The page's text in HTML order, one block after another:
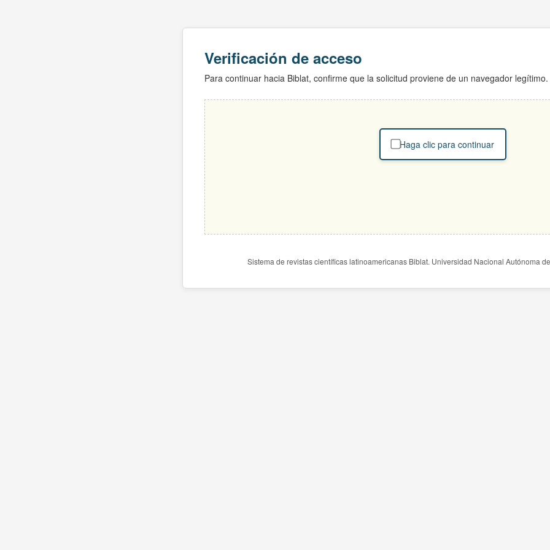
Verificación de acceso
Para continuar hacia Biblat, confirme que la solicitud proviene de un navegador legítimo.
Haga clic para continuar
Sistema de revistas científicas latinoamericanas Biblat. Universidad Nacional Autónoma